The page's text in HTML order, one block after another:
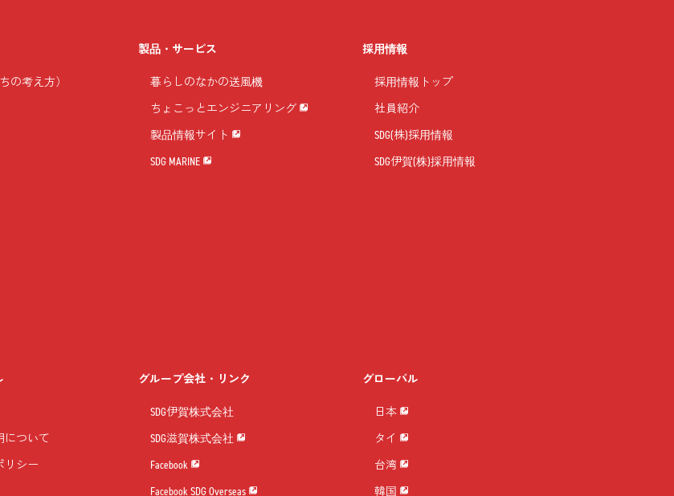
の考え方）
製品・サービス
暮らしのなかの送風機
ちょこっとエンジニアリング
製品情報サイト
SDG MARINE
採用情報
採用情報トップ
社員紹介
SDG(株)採用情報
SDG伊賀(株)採用情報
について
リシー
グループ会社・リンク
SDG伊賀株式会社
SDG滋賀株式会社
Facebook
Facebook SDG Overseas
グローバル
日本
タイ
台湾
韓国